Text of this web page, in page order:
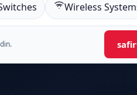
Wireless